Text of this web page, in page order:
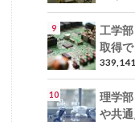
工学
取得
理学
や共